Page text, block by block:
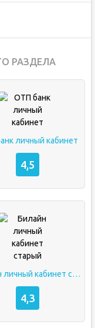
РАЗДЕЛА
личный кабинет
4,5
Билайн личный кабинет старый
4,3